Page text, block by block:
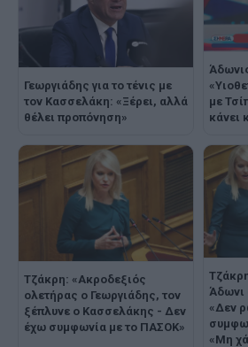
Γεωργιάδης για το τένις με
τον Κασσελάκη: «Ξέρει, αλλά
θέλει προπόνηση»
με
κάνει
Τζάκρη: «Ακροδεξιός
ολετήρας ο Γεωργιάδης, τον
ξέπλυνε ο Κασσελάκης - Δεν
έχω συμφωνία με το ΠΑΣΟΚ»
Άδωνι
«Δεν
«Μη